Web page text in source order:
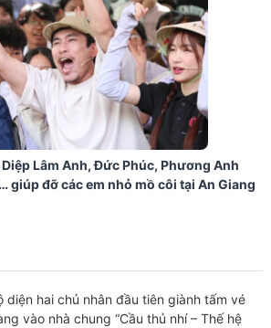
Lâm Anh, Đức Phúc, Phương Anh
giúp đỡ các em nhỏ mồ côi tại An Giang
diện hai chủ nhân đầu tiên giành tấm vé
vào nhà chung “Cầu thủ nhí – Thế hệ